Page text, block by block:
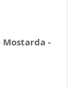
Mostarda -